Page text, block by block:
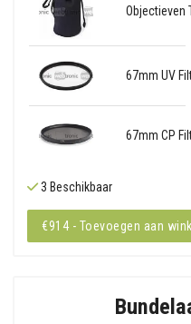
Objectieven
67mm UV
67mm CP
3 Beschikbaar
€914 - Toevoegen aan